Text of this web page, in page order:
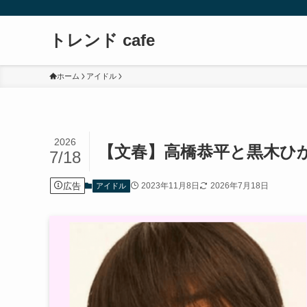
トレンド cafe
ホーム アイドル
【文春】高橋恭平と黒木
2026
7/18
広告 アイドル 2023年11月8日 2026年7月18日